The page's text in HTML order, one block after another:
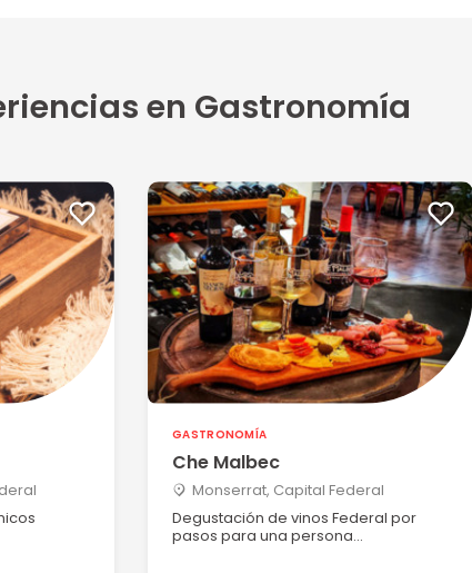
en Gastronomía
GASTRONOMÍA
Che Malbec
Monserrat, Capital Federal
Degustación de vinos Federal por
pasos para una persona...